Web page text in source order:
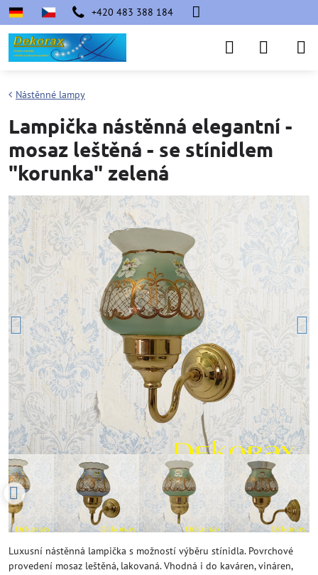
+420 483 388 184
Nástěnné lampy
Lampička nástěnná elegantní -
mosaz leštěná - se stínidlem
"korunka" zelená
Luxusní nástěnná lampička s možností výběru stínidla. Povrchové
provedení mosaz leštěná, lakovaná. Vhodná i do kaváren, vináren,